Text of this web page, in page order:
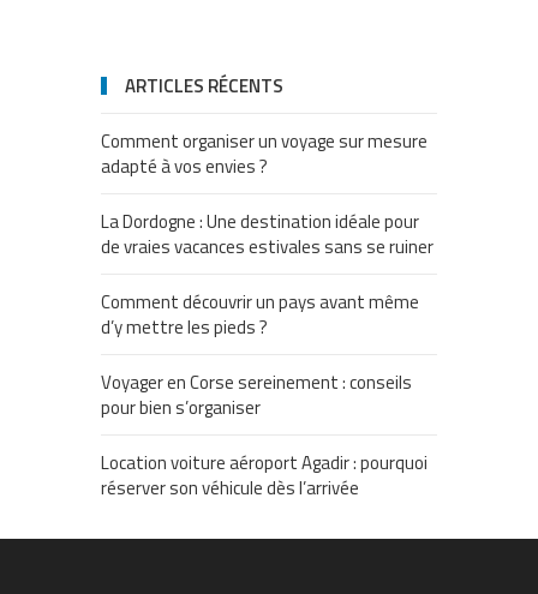
ARTICLES RÉCENTS
Comment organiser un voyage sur mesure
adapté à vos envies ?
La Dordogne : Une destination idéale pour
de vraies vacances estivales sans se ruiner
Comment découvrir un pays avant même
d’y mettre les pieds ?
Voyager en Corse sereinement : conseils
pour bien s’organiser
Location voiture aéroport Agadir : pourquoi
réserver son véhicule dès l’arrivée